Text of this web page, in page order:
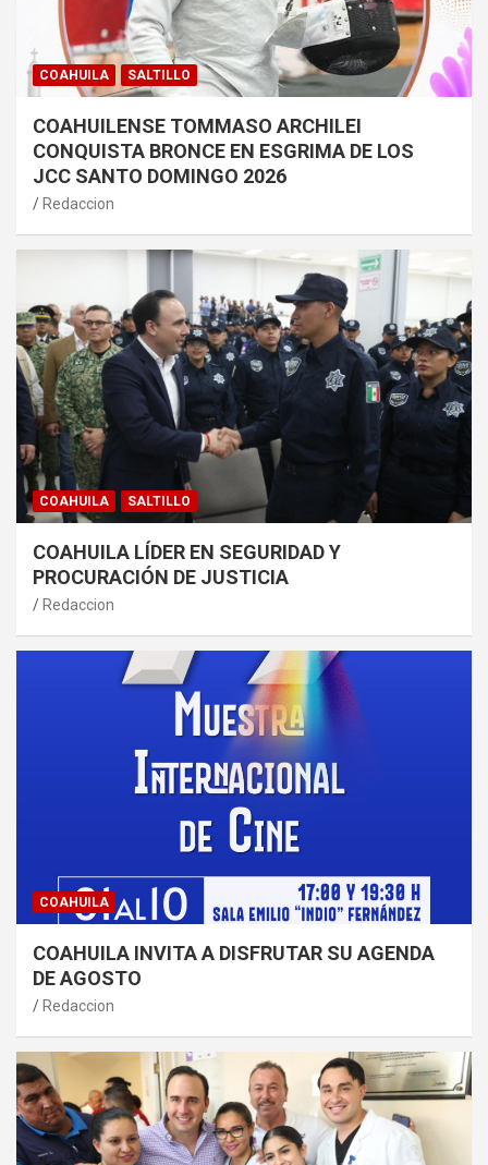
COAHUILA SALTILLO
COAHUILENSE TOMMASO ARCHILEI
CONQUISTA BRONCE EN ESGRIMA DE LOS
JCC SANTO DOMINGO 2026
Redaccion
COAHUILA SALTILLO
COAHUILA LÍDER EN SEGURIDAD Y
PROCURACIÓN DE JUSTICIA
Redaccion
COAHUILA
COAHUILA INVITA A DISFRUTAR SU AGENDA
DE AGOSTO
Redaccion